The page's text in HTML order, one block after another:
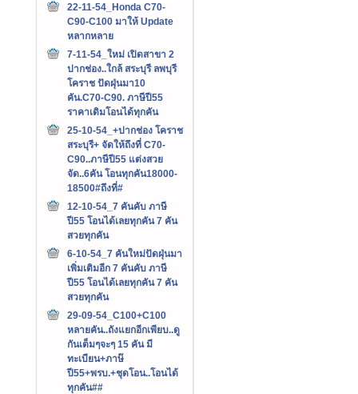
22-11-54_Honda C70-
C90-C100 มาให้ Update
หลากหลาย
7-11-54_ใหม่ เปิดสาขา 2
ปากช่อง..ใกล้ สระบุรี ลพบุรี
โคราช ปัดฝุ่นมา10
คัน.C70-C90. ภาษีปี55
ราคาเดิมโอนได้ทุกคัน
25-10-54_+ปากช่อง โคราช
สระบุรี+ จัดให้ถึงที่ C70-
C90..ภาษีปี55 แต่งสวย
จัด..6คัน โอนทุกคัน18000-
18500#ถึงที่#
12-10-54_7 คันคับ ภาษี
ปี55 โอนได้เลยทุกคัน 7 คัน
สวยทุกคัน
6-10-54_7 คันใหม่ปัดฝุ่นมา
เพิ่มเติมอีก 7 คันคับ ภาษี
ปี55 โอนได้เลยทุกคัน 7 คัน
สวยทุกคัน
29-09-54_C100+C100
หลายคัน..ถังแยกอีกเพียบ..ดู
กันเต็มๆจะๆ 15 คัน มี
ทะเบียน+ภาษ๊
ปี55+พรบ.+ชุดโอน..โอนได้
ทุกคัน##